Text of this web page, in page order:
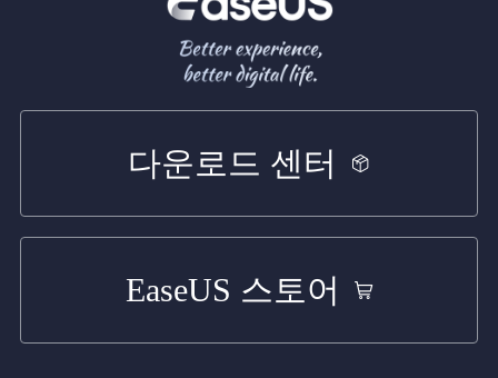
다운로드 센터
EaseUS 스토어